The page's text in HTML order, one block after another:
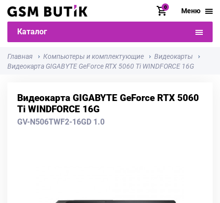
0 Меню
Каталог
Главная Компьютеры и комплектующие
Видеокарты
Видеокарта GIGABYTE GeForce RTX 5060 Ti WINDFORCE 16G
Видеокарта GIGABYTE GeForce RTX 5060
Ti WINDFORCE 16G
GV-N506TWF2-16GD 1.0